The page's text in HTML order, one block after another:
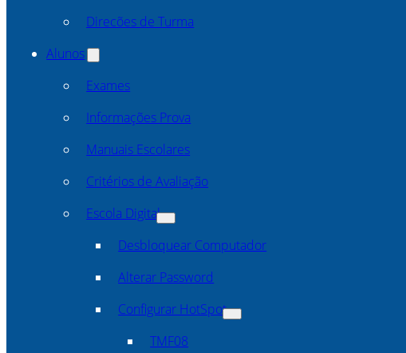
Direcões de Turma
Alunos
Exames
Informações Prova
Manuais Escolares
Critérios de Avaliação
Escola Digital
Desbloquear Computador
Alterar Password
Configurar HotSpot
TMF08